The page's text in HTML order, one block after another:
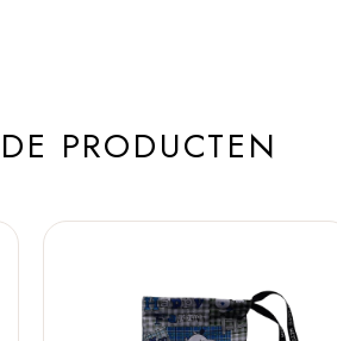
PRODUCTEN